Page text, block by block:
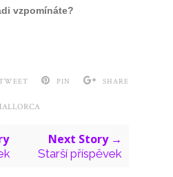
vzpomínáte?
PIN SHARE
Next Story →
Starší příspěvek